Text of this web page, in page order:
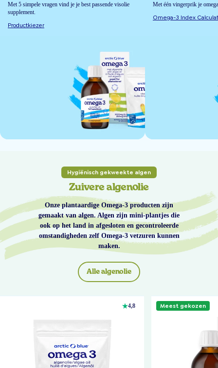
Met 5 simpele vragen vind je je best passende visolie
supplement.
Productkiezer
Met één vingerprik je
Omega-3 Index
Hygiënisch gekweekte algen
Zuivere algenolie
Onze plantaardige Omega-3 producten zijn
gemaakt van algen. Algen zijn mini-plantjes die
ook op het land in afgesloten en gecontroleerde
omstandigheden zelf Omega-3 vetzuren kunnen
maken.
Alle algenolie
4,8 Meest gekozen